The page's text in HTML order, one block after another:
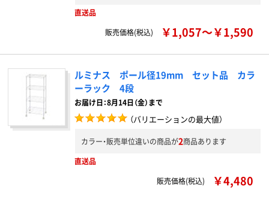
直送品
販売価格(税込)
￥1,057～￥1,590
ルミナス ポール径19mm セット品 カラ
ーラック 4段
お届け日：8月14日（金）まで
（バリエーションの最大値）
カラー・販売単位違いの商品が2商品あります
直送品
販売価格(税込)
￥4,480